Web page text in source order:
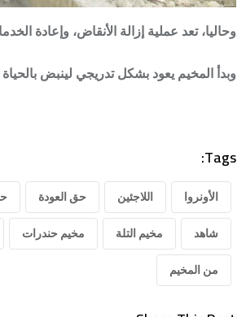
وحاليا، تعد عملية إزالة الأنقاض، وإعادة
وبدأ المخيم يعود بشكل تدريجي لينبض
Tags:
الأونروا اللاجئين حق العودة
شاهد مخيم التلة مخيم حندرات
من المخيم